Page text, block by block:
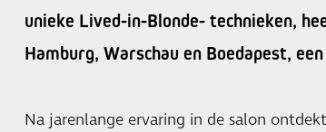
unieke Lived-in-Blonde- technieken,
Hamburg, Warschau en Boedapest,
Na jarenlange ervaring in de salon